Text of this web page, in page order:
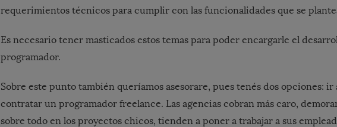
requerimientos técnicos para cumplir con las funcionalidades que se
Es necesario tener masticados estos temas para poder encargarle el
programador.
Sobre este punto también queríamos asesorare, pues tenés dos opciones: ir
contratar un programador freelance. Las agencias cobran más caro,
sobre todo en los proyectos chicos, tienden a poner a trabajar a sus